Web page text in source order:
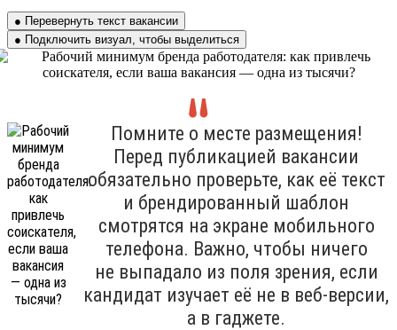
● Перевернуть текст вакансии
● Подключить визуал, чтобы выделиться
Помните о месте размещения!
Перед публикацией вакансии
обязательно проверьте, как её текст
и брендированный шаблон
смотрятся на экране мобильного
телефона. Важно, чтобы ничего
не выпадало из поля зрения, если
кандидат изучает её не в веб-версии,
а в гаджете.